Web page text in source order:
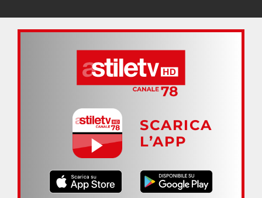
SCARICA
L’APP